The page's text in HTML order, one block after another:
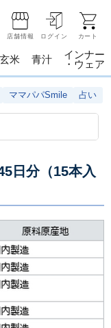
店舗情報 ログイン カート
米 青汁
インナー
・ウェア
ママパパSmile 占い
日分（15本入